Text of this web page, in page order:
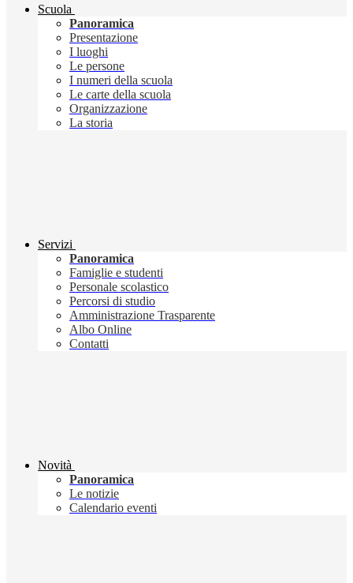
Scuola
Panoramica
Presentazione
I luoghi
Le persone
I numeri della scuola
Le carte della scuola
Organizzazione
La storia
Servizi
Panoramica
Famiglie e studenti
Personale scolastico
Percorsi di studio
Amministrazione Trasparente
Albo Online
Contatti
Novità
Panoramica
Le notizie
Calendario eventi